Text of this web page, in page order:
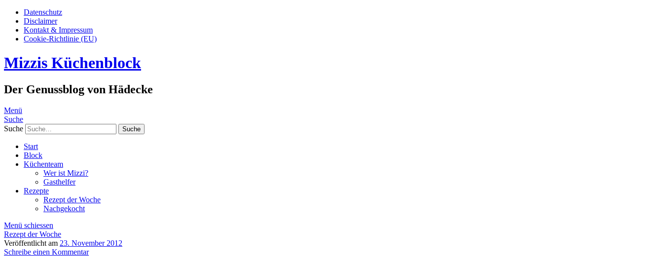
Datenschutz
Disclaimer
Kontakt & Impressum
Cookie-Richtlinie (EU)
Mizzis Küchenblock
Der Genussblog von Hädecke
Menü
Suche
Suche
Start
Block
Küchenteam
Wer ist Mizzi?
Gasthelfer
Rezepte
Rezept der Woche
Nachgekocht
Menü schiessen
Rezept der Woche
Veröffentlicht am 23. November 2012
Schreibe einen Kommentar